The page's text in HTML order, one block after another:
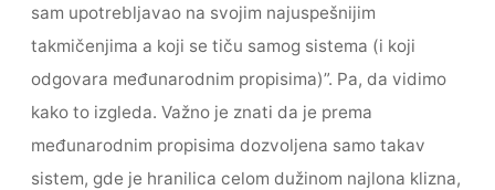
sam upotrebljavao na svojim najuspešnijim
takmičenjima a koji se tiču samog sistema (i koji
odgovara međunarodnim propisima)”. Pa, da vidimo
kako to izgleda. Važno je znati da je prema
međunarodnim propisima dozvoljena samo takav
sistem, gde je hranilica celom dužinom najlona klizna,